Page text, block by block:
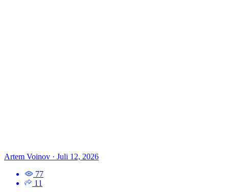
Artem Voinov · Juli 12, 2026
77
11